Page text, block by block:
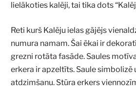
lielākoties kalēji, tai tika dots
Reti kurš Kalēju ielas gājējs
numura namam. Šai ēkai ir
grezni rotāta fasāde. Saules
erkera ir apzeltīts. Saule simbolizē
atdzimšanu. Stūra erkers